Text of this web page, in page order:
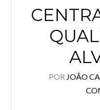
POR JOÃO